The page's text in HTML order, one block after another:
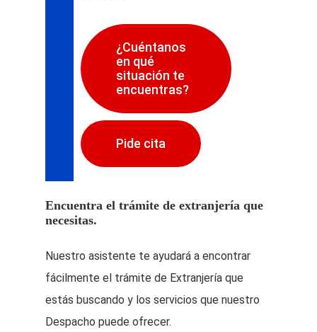
¿Cuéntanos
en qué
situación te
encuentras?
Pide cita
Encuentra el trámite de extranjería que
necesitas.
Nuestro asistente te ayudará a encontrar
fácilmente el trámite de Extranjería que
estás buscando y los servicios que nuestro
Despacho puede ofrecer.